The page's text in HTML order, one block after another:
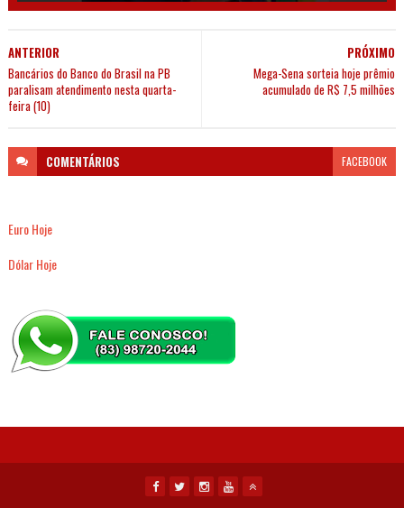
PRÓXIMO
Mega-Sena sorteia hoje prêmio
acumulado de R$ 7,5 milhões
ANTERIOR
Bancários do Banco do Brasil na PB
paralisam atendimento nesta quarta-
feira (10)
COMENTÁRIOS FACEBOOK
Euro Hoje
Dólar Hoje